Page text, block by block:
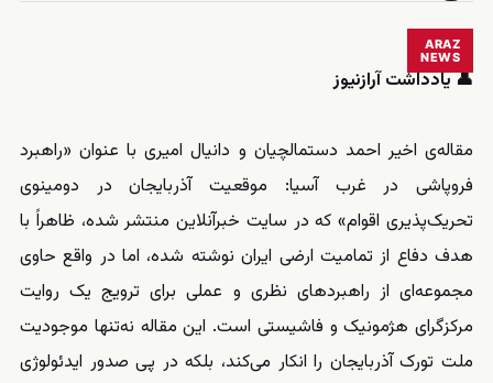
ARAZ
NEWS
👤 یادداشت آرازنیوز
مقاله‌ی اخیر احمد دستمالچیان و دانیال امیری با عنوان «راهبرد
فروپاشی در غرب آسیا: موقعیت آذربایجان در دومینوی
تحریک‌پذیری اقوام» که در سایت خبرآنلاینمنتشر شده، ظاهراً با
هدف دفاع از تمامیت ارضی ایران نوشته شده، اما در واقع حاوی
مجموعه‌ای از راهبردهای نظری و عملی برای ترویج یک روایت
مرکزگرای هژمونیک و فاشیستی است. این مقاله نه‌تنها موجودیت
ملت تورک آذربایجان را انکار می‌کند، بلکه در پی صدور ایدئولوژی